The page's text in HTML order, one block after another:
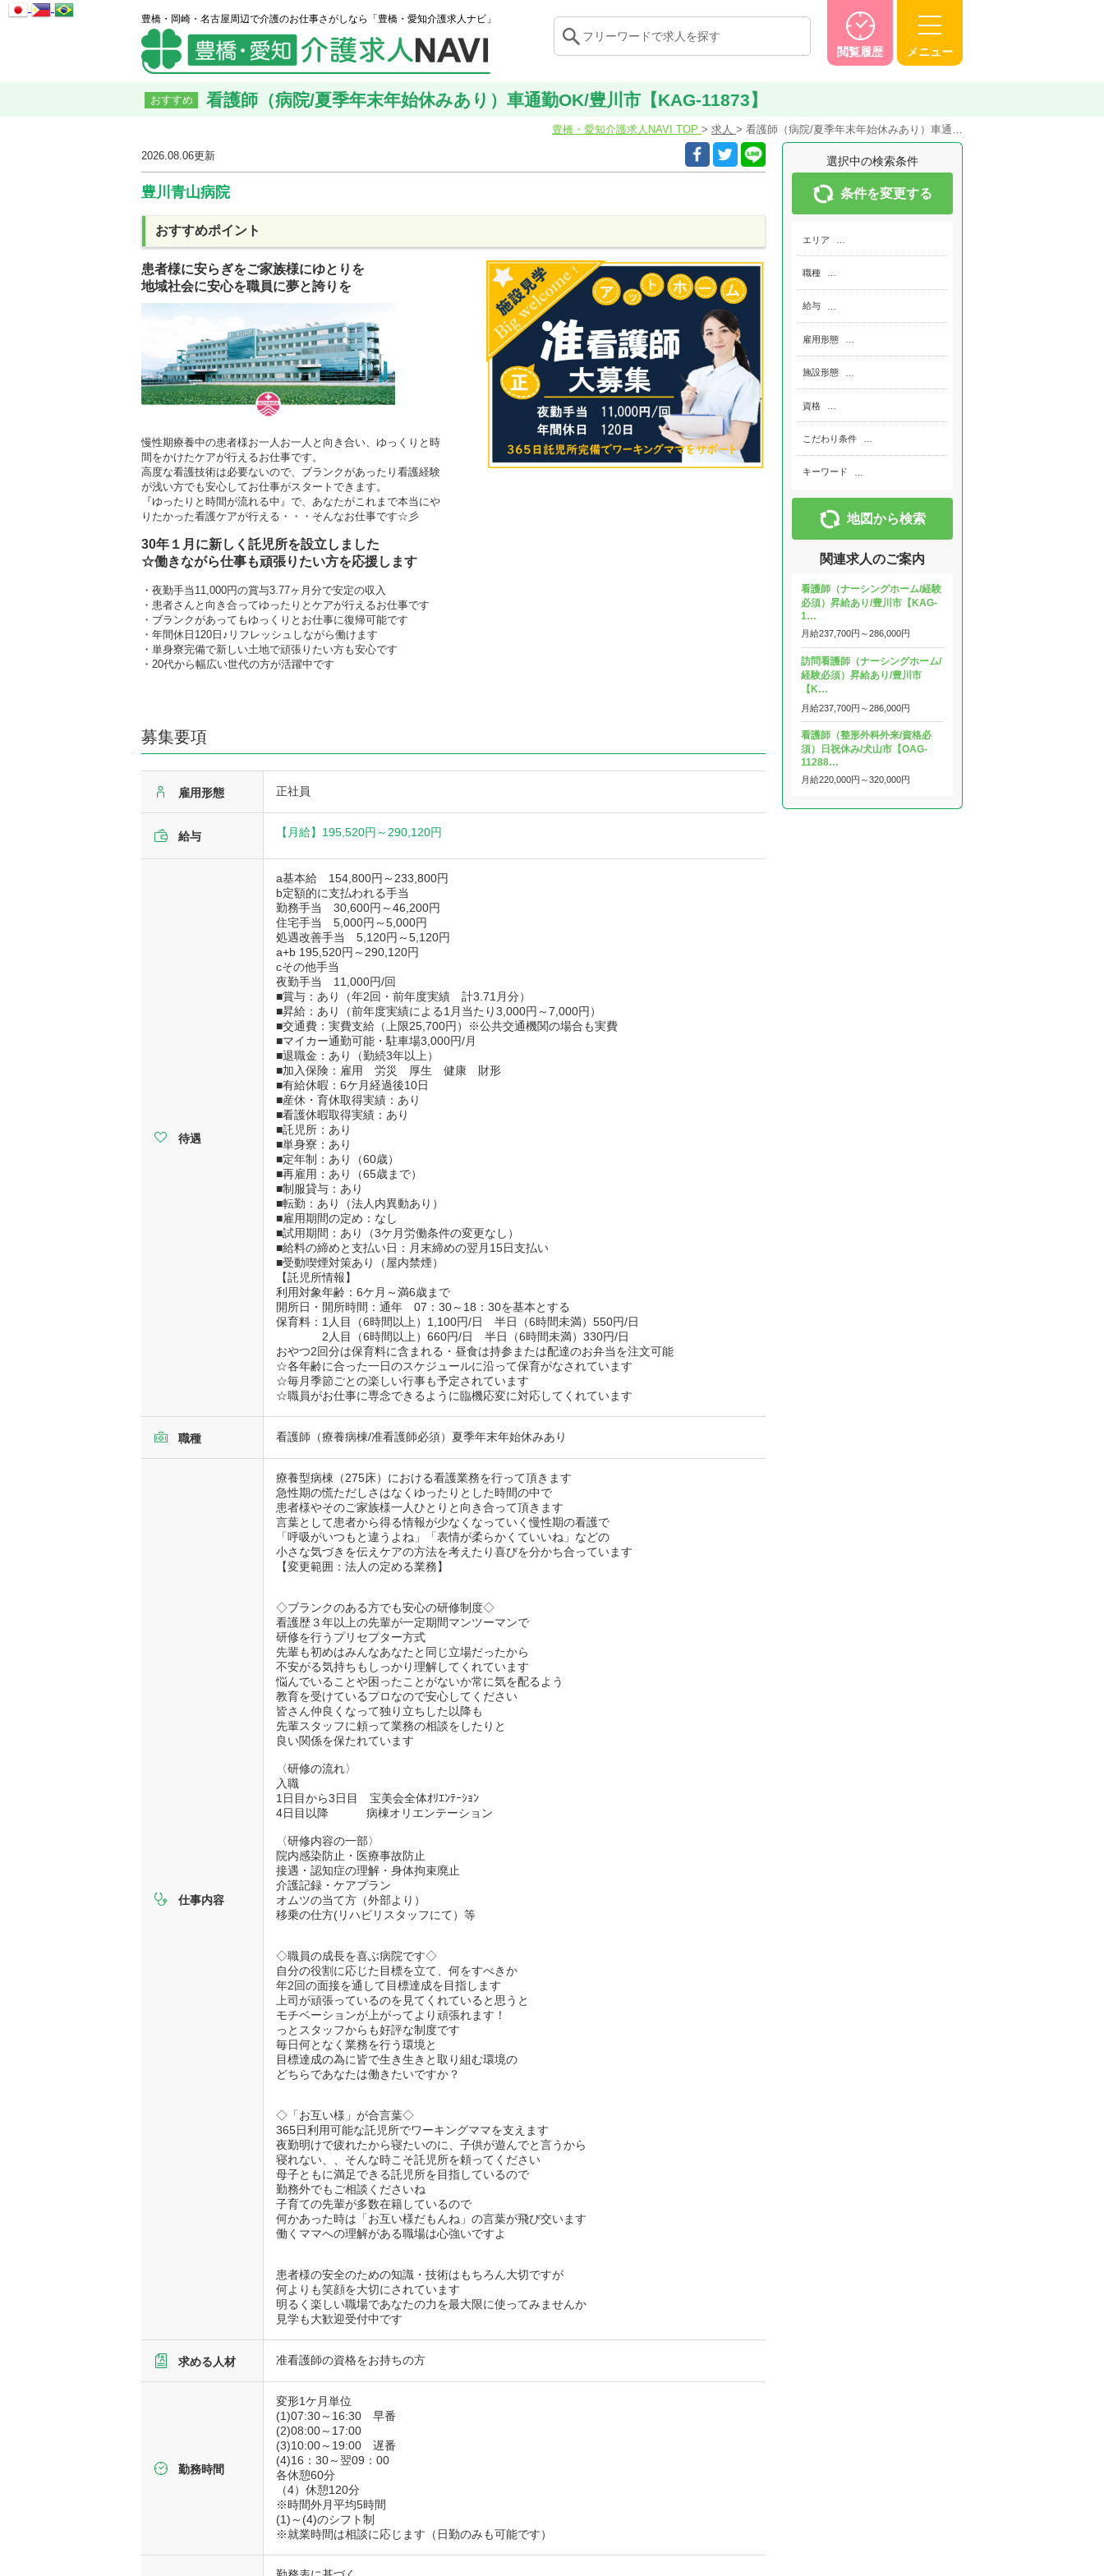
豊橋・岡崎・名古屋周辺で介護のお仕事さがしなら「豊橋・愛知介護求人ナビ」
閲覧履歴 メニュー
おすすめ 看護師（病院/夏季年末年始休みあり）車通勤OK/豊川市【KAG-11873】
豊橋・愛知介護求人NAVI TOP 求人 看護師（病院/夏季年末年始休みあり）車通…
2026.08.06更新
豊川青山病院
おすすめポイント
患者様に安らぎをご家族様にゆとりを
地域社会に安心を職員に夢と誇りを
慢性期療養中の患者様お一人お一人と向き合い、ゆっくりと時
間をかけたケアが行えるお仕事です。
高度な看護技術は必要ないので、ブランクがあったり看護経験
が浅い方でも安心してお仕事がスタートできます。
『ゆったりと時間が流れる中』で、あなたがこれまで本当にや
りたかった看護ケアが行える・・・そんなお仕事です☆彡
30年１月に新しく託児所を設立しました
☆働きながら仕事も頑張りたい方を応援します
・夜勤手当11,000円の賞与3.77ヶ月分で安定の収入
・患者さんと向き合ってゆったりとケアが行えるお仕事です
・ブランクがあってもゆっくりとお仕事に復帰可能です
・年間休日120日♪リフレッシュしながら働けます
・単身寮完備で新しい土地で頑張りたい方も安心です
・20代から幅広い世代の方が活躍中です
募集要項
雇用形態 正社員
給与 【月給】 195,520円～ 290,120円
待遇
a基本給 154,800円～233,800円
b定額的に支払われる手当
勤務手当 30,600円～46,200円
住宅手当 5,000円～5,000円
処遇改善手当 5,120円～5,120円
a+b 195,520円～290,120円
cその他手当
夜勤手当 11,000円/回
■賞与：あり（年2回・前年度実績 計3.71月分）
■昇給：あり（前年度実績による1月当たり3,000円～7,000円）
■交通費：実費支給（上限25,700円）※公共交通機関の場合も実費
■マイカー通勤可能・駐車場3,000円/月
■退職金：あり（勤続3年以上）
■加入保険：雇用 労災 厚生 健康 財形
■有給休暇：6ケ月経過後10日
■産休・育休取得実績：あり
■看護休暇取得実績：あり
■託児所：あり
■単身寮：あり
■定年制：あり（60歳）
■再雇用：あり（65歳まで）
■制服貸与：あり
■転勤：あり（法人内異動あり）
■雇用期間の定め：なし
■試用期間：あり（3ケ月労働条件の変更なし）
■給料の締めと支払い日：月末締めの翌月15日支払い
■受動喫煙対策あり（屋内禁煙）
【託児所情報】
利用対象年齢：6ケ月～満6歳まで
開所日・開所時間：通年 07：30～18：30を基本とする
保育料：1人目（6時間以上）1,100円/日 半日（6時間未満）550円/日
2人目（6時間以上）660円/日 半日（6時間未満）330円/日
おやつ2回分は保育料に含まれる・昼食は持参または配達のお弁当を注文可能
☆各年齢に合った一日のスケジュールに沿って保育がなされています
☆毎月季節ごとの楽しい行事も予定されています
☆職員がお仕事に専念できるように臨機応変に対応してくれています
職種 看護師（療養病棟/准看護師必須）夏季年末年始休みあり
仕事内容
療養型病棟（275床）における看護業務を行って頂きます
急性期の慌ただしさはなくゆったりとした時間の中で
患者様やそのご家族様一人ひとりと向き合って頂きます
言葉として患者から得る情報が少なくなっていく慢性期の看護で
「呼吸がいつもと違うよね」「表情が柔らかくていいね」などの
小さな気づきを伝えケアの方法を考えたり喜びを分かち合っています
【変更範囲：法人の定める業務】
◇ブランクのある方でも安心の研修制度◇
看護歴３年以上の先輩が一定期間マンツーマンで
研修を行うプリセプター方式
先輩も初めはみんなあなたと同じ立場だったから
不安がる気持ちもしっかり理解してくれています
悩んでいることや困ったことがないか常に気を配るよう
教育を受けているプロなので安心してください
皆さん仲良くなって独り立ちした以降も
先輩スタッフに頼って業務の相談をしたりと
良い関係を保たれています
〈研修の流れ〉
入職
1日目から3日目 宝美会全体ｵﾘｴﾝﾃｰｼｮﾝ
4日目以降 病棟オリエンテーション
〈研修内容の一部〉
院内感染防止・医療事故防止
接遇・認知症の理解・身体拘束廃止
介護記録・ケアプラン
オムツの当て方（外部より）
移乗の仕方(リハビリスタッフにて）等
◇職員の成長を喜ぶ病院です◇
自分の役割に応じた目標を立て、何をすべきか
年2回の面接を通して目標達成を目指します
上司が頑張っているのを見てくれていると思うと
モチベーションが上がってより頑張れます！
っとスタッフからも好評な制度です
毎日何となく業務を行う環境と
目標達成の為に皆で生き生きと取り組む環境の
どちらであなたは働きたいですか？
◇「お互い様」が合言葉◇
365日利用可能な託児所でワーキングママを支えます
夜勤明けで疲れたから寝たいのに、子供が遊んでと言うから
寝れない、、そんな時こそ託児所を頼ってください
母子ともに満足できる託児所を目指しているので
勤務外でもご相談くださいね
子育ての先輩が多数在籍しているので
何かあった時は「お互い様だもんね」の言葉が飛び交います
働くママへの理解がある職場は心強いですよ
患者様の安全のための知識・技術はもちろん大切ですが
何よりも笑顔を大切にされています
明るく楽しい職場であなたの力を最大限に使ってみませんか
見学も大歓迎受付中です
求める人材 准看護師の資格をお持ちの方
勤務時間
変形1ケ月単位
(1)07:30～16:30 早番
(2)08:00～17:00
(3)10:00～19:00 遅番
(4)16：30～翌09：00
各休憩60分
（4）休憩120分
※時間外月平均5時間
(1)～(4)のシフト制
※就業時間は相談に応じます（日勤のみも可能です）
選択中の検索条件
条件を変更する
エリア
職種
給与
雇用形態
施設形態
資格
こだわり条件
キーワード
地図から検索
関連求人のご案内
看護師（ナーシングホーム/経験
必須）昇給あり/豊川市【KAG-
1…
月給237,700円～286,000円
訪問看護師（ナーシングホーム/
経験必須）昇給あり/豊川市
【K…
月給237,700円～286,000円
看護師（整形外科外来/資格必
須）日祝休み/犬山市【OAG-
11288…
月給220,000円～320,000円